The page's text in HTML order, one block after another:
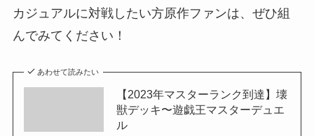
カジュアルに対戦したい方原作ファンは、ぜひ組
んでみてください！
あわせて読みたい
【2023年マスターランク到達】壊
獣デッキ〜遊戯王マスターデュエ
ル